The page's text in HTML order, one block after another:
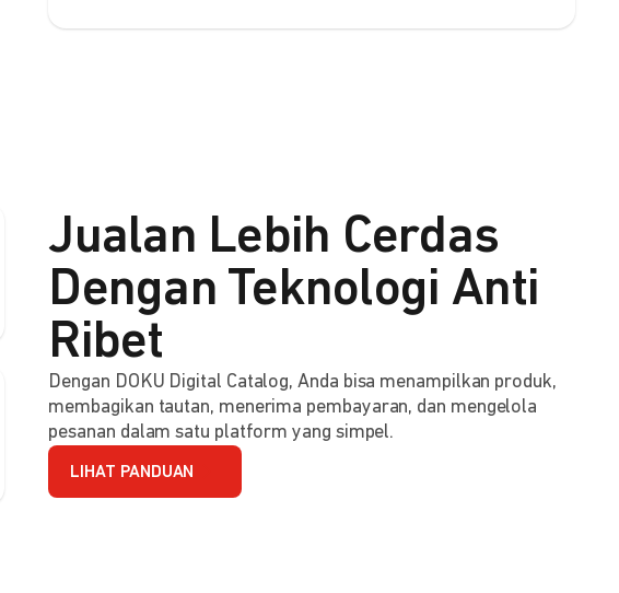
Jualan Lebih Cerdas
Dengan Teknologi Anti
Ribet
Dengan DOKU Digital Catalog, Anda bisa menampilkan produk,
membagikan tautan, menerima pembayaran, dan mengelola
pesanan dalam satu platform yang simpel.
LIHAT PANDUAN